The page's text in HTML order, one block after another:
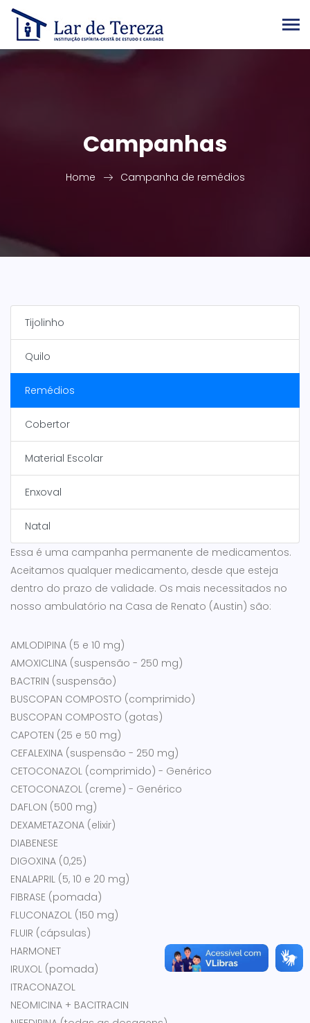
Campanhas
Home Campanha de remédios
Tijolinho
Quilo
Remédios
Cobertor
Material Escolar
Enxoval
Natal
Essa é uma campanha permanente de medicamentos.
Aceitamos qualquer medicamento, desde que esteja
dentro do prazo de validade. Os mais necessitados no
nosso ambulatório na Casa de Renato (Austin) são:
AMLODIPINA (5 e 10 mg)
AMOXICLINA (suspensão - 250 mg)
BACTRIN (suspensão)
BUSCOPAN COMPOSTO (comprimido)
BUSCOPAN COMPOSTO (gotas)
CAPOTEN (25 e 50 mg)
CEFALEXINA (suspensão - 250 mg)
CETOCONAZOL (comprimido) - Genérico
CETOCONAZOL (creme) - Genérico
DAFLON (500 mg)
DEXAMETAZONA (elixir)
DIABENESE
DIGOXINA (0,25)
ENALAPRIL (5, 10 e 20 mg)
FIBRASE (pomada)
FLUCONAZOL (150 mg)
FLUIR (cápsulas)
HARMONET
IRUXOL (pomada)
ITRACONAZOL
NEOMICINA + BACITRACIN